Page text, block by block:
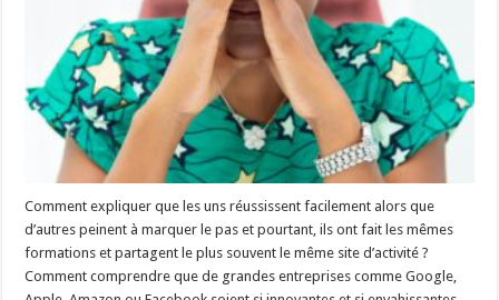
Comment expliquer que les uns réussissent facilement alors que
d’autres peinent à marquer le pas et pourtant, ils ont fait les mêmes
formations et partagent le plus souvent le même site d’activité ?
Comment comprendre que de grandes entreprises comme Google,